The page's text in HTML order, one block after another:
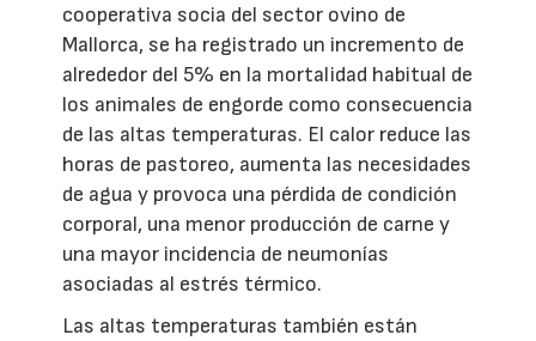
cooperativa socia del sector ovino de
Mallorca, se ha registrado un incremento de
alrededor del 5% en la mortalidad habitual de
los animales de engorde como consecuencia
de las altas temperaturas. El calor reduce las
horas de pastoreo, aumenta las necesidades
de agua y provoca una pérdida de condición
corporal, una menor producción de carne y
una mayor incidencia de neumonías
asociadas al estrés térmico.
Las altas temperaturas también están